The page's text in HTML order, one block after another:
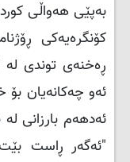
بەپێی هەواڵی
ڕەخنەی توندی
ئەو چەکانەیان بۆ
ئەدهەم بارزانی لە
"ئەگەر ڕاست بێت